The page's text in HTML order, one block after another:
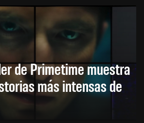
de Primetime muestra
más intensas de